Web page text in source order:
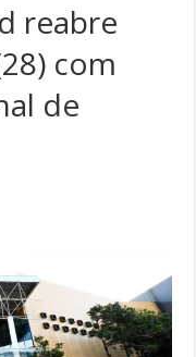
reabre
com
de